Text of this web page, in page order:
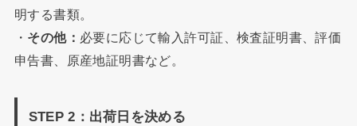
明する書類。
・ その他： 必要に応じて輸入許可証、検査証明書、評価
申告書、原産地証明書など。
STEP 2：出荷日を決める